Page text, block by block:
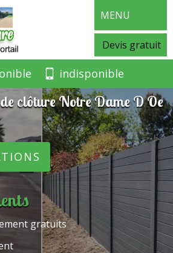
MENU
Devis gratuit
indisponible
clôture Notre Dame D Oe
gratuits